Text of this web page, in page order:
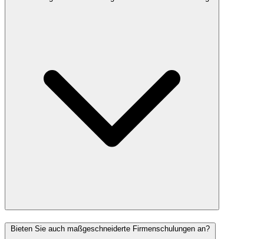
Bieten Sie auch maßgeschneiderte Firmenschulungen an?